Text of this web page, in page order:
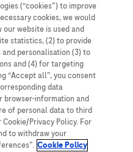
eller gyldig i ditt land.
tar noe ansvar for tilgang til
med noen gyldig juridisk
bruk i bostedslandet ditt.
andres innlegg, men
så langt det lar seg gjøre.
nettsider som det lenkes til.
for bruk annet sted er ikke
til annonsører, og slikt
rapportere bivirkninger eller
(“cookies”) to improve
cookies, we would
our website is used and
statistics, (2) to provide
personalisation (3) to
and (4) for targeting
“Accept all”, you consent
data
browser-information and
of personal data to third
Privacy Policy. For
to withdraw your
Cookie Policy